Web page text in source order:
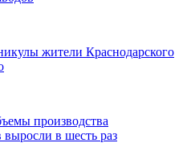
жители Краснодарского
производства
выросли в шесть раз